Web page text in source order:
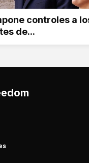
controles a
de...